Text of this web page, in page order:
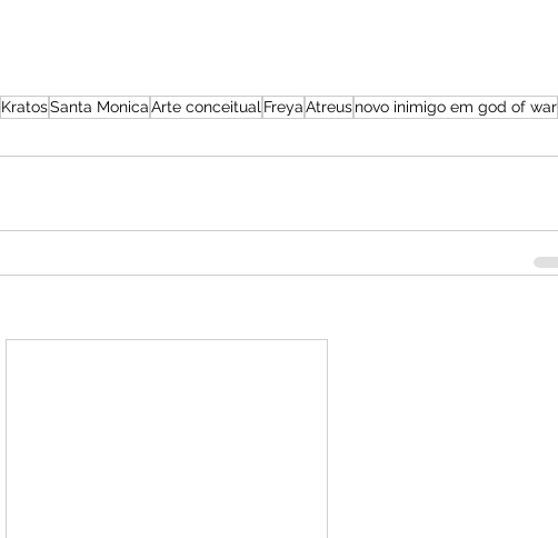
KratosSanta MonicaArte conceitualFreyaAtreusnovo inimigo em god of war